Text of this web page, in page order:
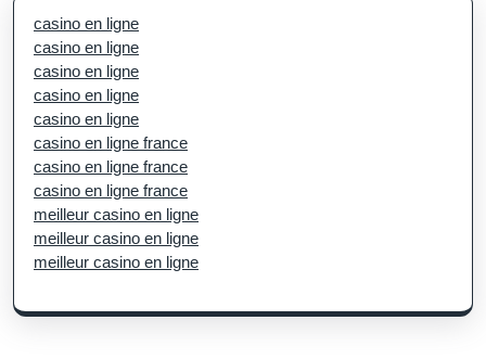
casino en ligne
casino en ligne
casino en ligne
casino en ligne
casino en ligne
casino en ligne france
casino en ligne france
casino en ligne france
meilleur casino en ligne
meilleur casino en ligne
meilleur casino en ligne